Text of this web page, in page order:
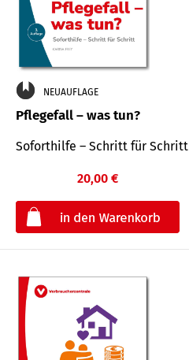
NEUAUFLAGE
Pflegefall – was tun?
Soforthilfe – Schritt für Schritt
20,00 €